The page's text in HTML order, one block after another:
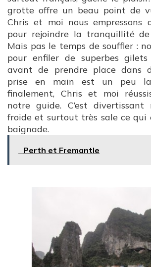
grotte offre un beau point de
Chris et moi nous empressons
pour rejoindre la tranquillité
Mais pas le temps de souffler :
pour enfiler de superbes
avant de prendre place dans
prise en main est un peu
finalement, Chris et moi
notre guide. C’est divertissant
froide et surtout très sale ce qui
baignade.
Perth et Fremantle